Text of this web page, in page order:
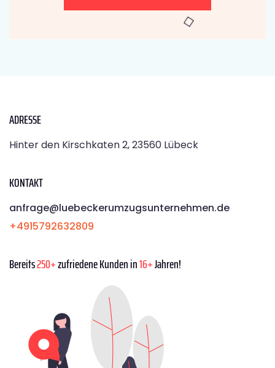
ADRESSE
Hinter den Kirschkaten 2, 23560 Lübeck
KONTAKT
anfrage@luebeckerumzugsunternehmen.de
+4915792632809
Bereits250+zufriedene Kunden in16+Jahren!